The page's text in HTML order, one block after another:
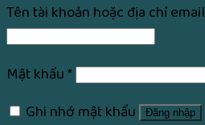
Tên tài khoản hoặc địa chỉ email
Mật khẩu*
Ghi nhớ mật khẩu
Đăng nhập